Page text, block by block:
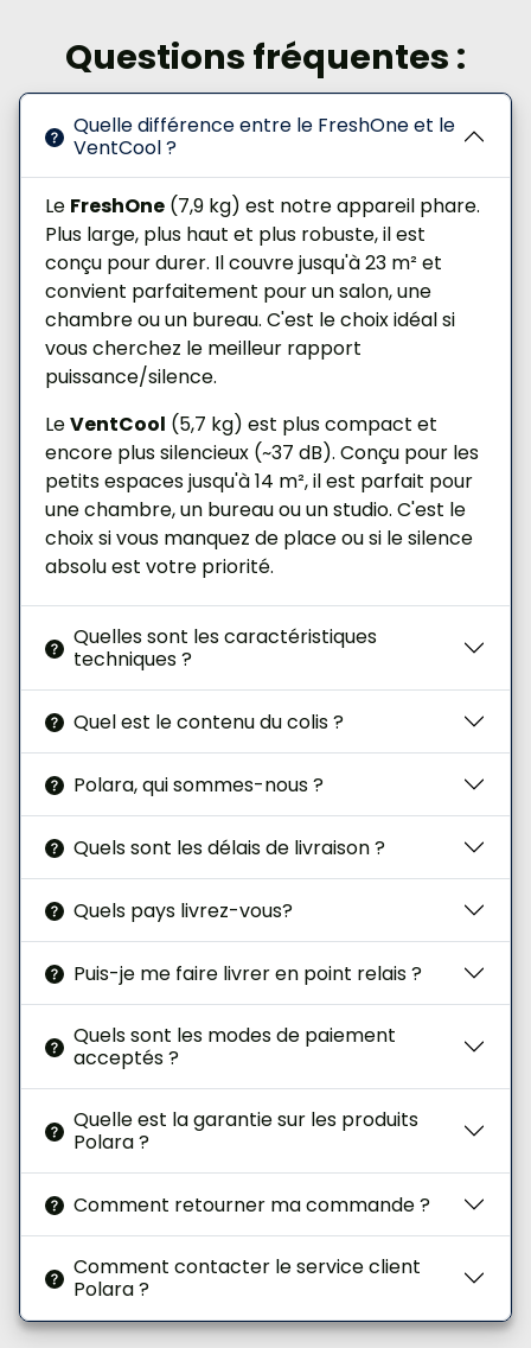
incluse
Piles télécommande : 2 piles
AAA incluses
Fonction oscillationpour une
diffusion large de l’air
Capacité du réservoir: 7 litres
Minuterie jusqu’à 12 heures(réglage par
paliers d’1 heure)
Facile à utiliser et à déplacer, équipé de
roulettes
Écran LEDaffichant les fonctions de
l’appareil
Alimentation: 220–240 V ~ 50 Hz
Manuel d’instructions incluset
traduit en20 langues
Prise européenne type C/E,certifiée Suisse
(CH), 250V / 16A — compatible France, Suisse et
toute l'Europe continentale
Questions fréquentes :
Quelle différence entre le FreshOne et le
VentCool ?
Le FreshOne (7,9 kg) est notre appareil phare.
Plus large, plus haut et plus robuste, il est
conçu pour durer. Il couvre jusqu'à 23 m² et
convient parfaitement pour un salon, une
chambre ou un bureau. C'est le choix idéal si
vous cherchez le meilleur rapport
puissance/silence.
LeVentCool (5,7 kg) est plus compact et
encore plus silencieux (~37 dB). Conçu pour les
petits espaces jusqu'à 14 m², il est parfait pour
une chambre, un bureau ou un studio. C'est le
choix si vous manquez de place ou si le silence
absolu est votre priorité.
Quelles sont les caractéristiques
techniques ?
Quel est le contenu du colis ?
Polara, qui sommes-nous ?
Quels sont les délais de livraison ?
Quels pays livrez-vous?
Puis-je me faire livrer en point relais ?
Quels sont les modes de paiement
acceptés ?
Quelle est la garantie sur les produits
Polara ?
Comment retourner ma commande ?
Comment contacter le service client
Polara ?